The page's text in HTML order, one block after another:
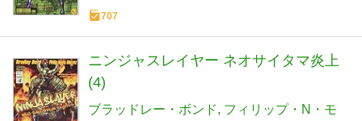
707
ニンジャスレイヤー ネオサイタマ炎上
(4)
ブラッドレー・ボンド
フィリップ・N・モ